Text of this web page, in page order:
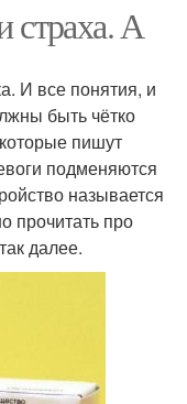
страха. А
И все понятия, и
быть чётко
пишут
подменяются
называется
прочитать про
далее.